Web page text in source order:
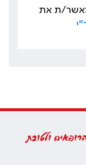
ת את
ולטובת